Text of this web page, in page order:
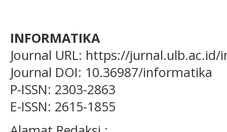
INFORMATIKA
Journal URL: https://
Journal DOI: 10.36987/informatika
P-ISSN: 2303-2863
E-ISSN: 2615-1855